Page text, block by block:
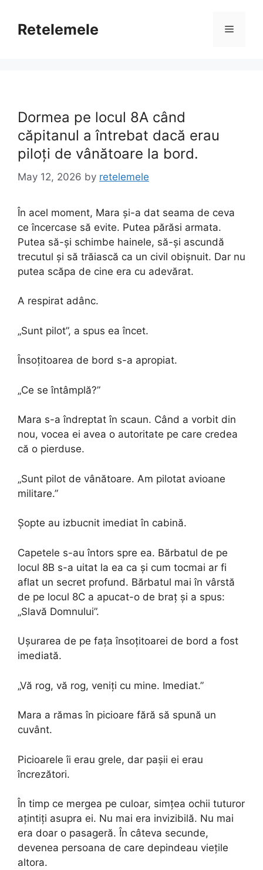
contentRetelemele Menu
Dormea pe locul 8A când
căpitanul a întrebat dacă erau
piloți de vânătoare la bord.
May 12, 2026 by retelemele
În acel moment, Mara și-a dat seama de ceva
ce încercase să evite. Putea părăsi armata.
Putea să-și schimbe hainele, să-și ascundă
trecutul și să trăiască ca un civil obișnuit. Dar nu
putea scăpa de cine era cu adevărat.
A respirat adânc.
„Sunt pilot”, a spus ea încet.
Însoțitoarea de bord s-a apropiat.
„Ce se întâmplă?”
Mara s-a îndreptat în scaun. Când a vorbit din
nou, vocea ei avea o autoritate pe care credea
că o pierduse.
„Sunt pilot de vânătoare. Am pilotat avioane
militare.”
Șopte au izbucnit imediat în cabină.
Capetele s-au întors spre ea. Bărbatul de pe
locul 8B s-a uitat la ea ca și cum tocmai ar fi
aflat un secret profund. Bărbatul mai în vârstă
de pe locul 8C a apucat-o de braț și a spus:
„Slavă Domnului”.
Ușurarea de pe fața însoțitoarei de bord a fost
imediată.
„Vă rog, vă rog, veniți cu mine. Imediat.”
Mara a rămas în picioare fără să spună un
cuvânt.
Picioarele îi erau grele, dar pașii ei erau
încrezători.
În timp ce mergea pe culoar, simțea ochii tuturor
ațintiți asupra ei. Nu mai era invizibilă. Nu mai
era doar o pasageră. În câteva secunde,
devenea persoana de care depindeau viețile
altora.